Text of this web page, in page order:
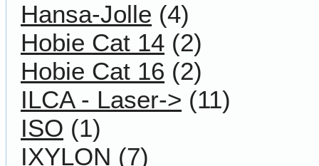
Hansa-Jolle (4)
Hobie Cat 14 (2)
Hobie Cat 16 (2)
ILCA - Laser-> (11)
ISO (1)
IXYLON (7)